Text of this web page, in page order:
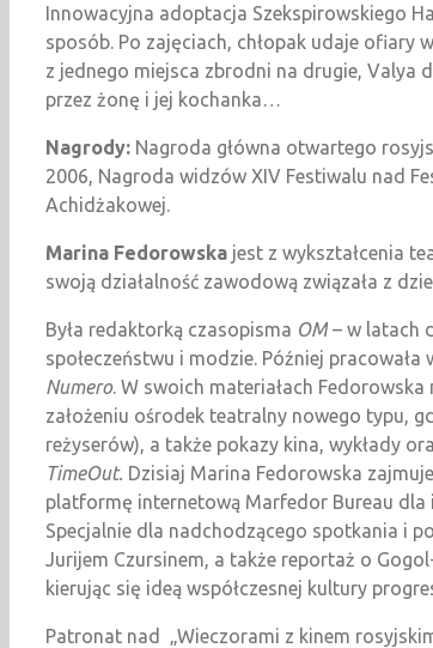
Innowacyjna adoptacja Szekspirowskiego
sposób. Po zajęciach, chłopak udaje
z jednego miejsca zbrodni na drugie, Valya
przez żonę i jej kochanka…
Nagrody: Nagroda główna otwartego
2006, Nagroda widzów XIV Festiwalu nad
Achidżakowej.
Marina Fedorowska jest z wykształcenia
swoją działalność zawodową związała z
Była redaktorką czasopisma OM – w latach
społeczeństwu i modzie. Później
Numero. W swoich materiałach
założeniu ośrodek teatralny nowego typu,
reżyserów), a także pokazy kina, wykłady
TimeOut. Dzisiaj Marina Fedorowska
platformę internetową Marfedor Bureau dla
Specjalnie dla nadchodzącego spotkania i
Jurijem Czursinem, a także reportaż o
kierując się ideą współczesnej kultury
Patronat nad „Wieczorami z kinem